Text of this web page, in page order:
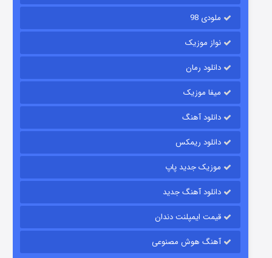
قسمت
ملودی 98
نواز موزیک
دانلود رمان
میفا موزیک
دانلود آهنگ
دانلود ریمکس
موزیک جدید پاپ
دانلود آهنگ جدید
قیمت ایمپلنت دندان
آهنگ هوش مصنوعی